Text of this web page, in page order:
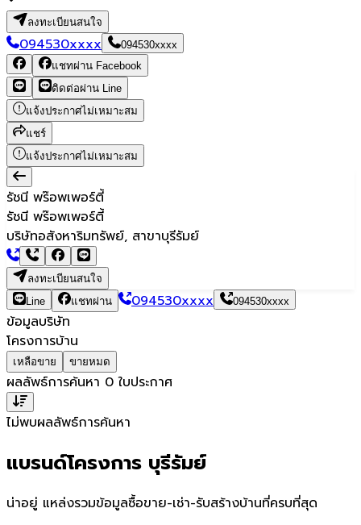
ลงทะเบียนสนใจ
094530xxxx
094530xxxx
แชทผ่าน Facebook
ติดต่อผ่าน Line
แจ้งประกาศไม่เหมาะสม
แชร์
แจ้งประกาศไม่เหมาะสม
รัชนี พร๊อพเพอร์ตี้
รัชนี พร๊อพเพอร์ตี้
บริษัทอสังหาริมทรัพย์, สาขาบุรีรัมย์
ลงทะเบียนสนใจ
Line
แชทผ่าน 094530xxxx 094530xxxx
ข้อมูลบริษัท
โครงการบ้าน
เหลือขาย ขายหมด
ผลลัพธ์การค้นหา 0 ใบประกาศ
ไม่พบผลลัพธ์การค้นหา
แบรนด์โครงการ บุรีรัมย์
น่าอยู่ แหล่งรวมข้อมูลซื้อขาย-เช่า-รับสร้างบ้านที่ครบที่สุด